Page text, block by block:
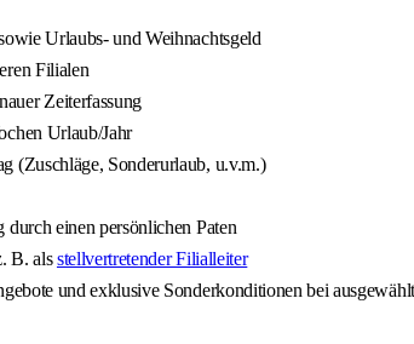
Urlaubs- und Weihnachtsgeld
Filialen
Zeiterfassung
Urlaub/Jahr
(Zuschläge, Sonderurlaub, u.v.m.)
einen persönlichen Paten
B. alsstellvertretender Filialleiter
und exklusive Sonderkonditionen bei